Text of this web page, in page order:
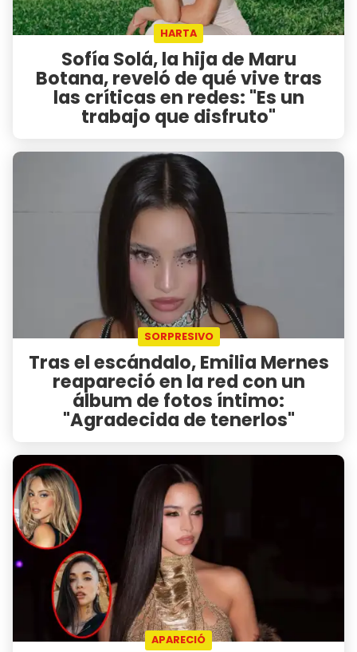
HARTA
Sofía Solá, la hija de Maru
Botana, reveló de qué vive tras
las críticas en redes: "Es un
trabajo que disfruto"
SORPRESIVO
Tras el escándalo, Emilia Mernes
reapareció en la red con un
álbum de fotos íntimo:
"Agradecida de tenerlos"
APARECIÓ